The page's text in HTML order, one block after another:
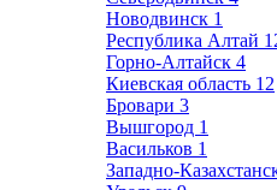
Новодвинск 1
Республика Алтай
Горно-Алтайск 4
Киевская область 12
Бровари 3
Вышгород 1
Васильков 1
Западно-